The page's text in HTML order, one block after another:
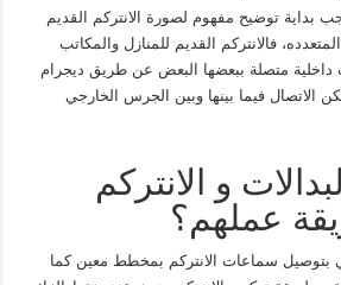
بداية توضيح مفهوم لصورة الانتركم القديم
فالانتركم القديم للمنازل والمكاتب
متصلة ببعضها البعض عن طريق ديجرام
الاتصال فيما بينها وبين الجرس الخارجي
و الانتركم
عملهم؟
بتوصيل سماعات الانتركم بمخطط معين كما